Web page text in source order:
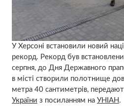
У Херсоні встановили новий
рекорд. Рекорд був
серпня, до Дня Державного
в місті створили полотнище
метра 40 сантиметрів,
України з посиланням на УНІАН .